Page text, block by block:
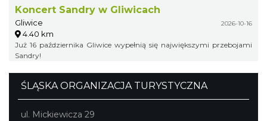
Koncert Sandry w Gliwicach
Gliwice 2026-10-16
4.40 km
Już 16 października Gliwice wypełnią się największymi przebojami
Sandry!
ŚLĄSKA ORGANIZACJA TURYSTYCZNA
ul. Mickiewicza 29